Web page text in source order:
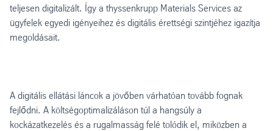
teljesen digitalizált. Így a thyssenkrupp Materials Services az
ügyfelek egyedi igényeihez és digitális érettségi szintjéhez igazítja
megoldásait.
A digitális ellátási láncok a jövőben várhatóan tovább fognak
fejlődni. A költségoptimalizáláson túl a hangsúly a
kockázatkezelés és a rugalmasság felé tolódik el, miközben a